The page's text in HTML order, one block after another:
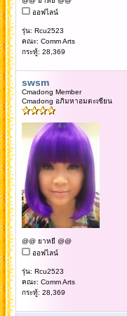
ออฟไลน์
รุ่น: Rcu2523
คณะ: Comm Arts
กระทู้: 28,369
swsm
Cmadong Member
Cmadong อภิมหาอมตะเซียน
@@ ยาหยี @@
ออฟไลน์
รุ่น: Rcu2523
คณะ: Comm Arts
กระทู้: 28,369